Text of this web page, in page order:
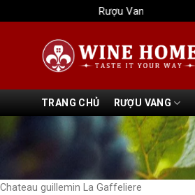
qua
Rượu Vang Wine Home
TRANG CHỦ RƯỢU VANG
Chateau guillemin La Gaffeliere